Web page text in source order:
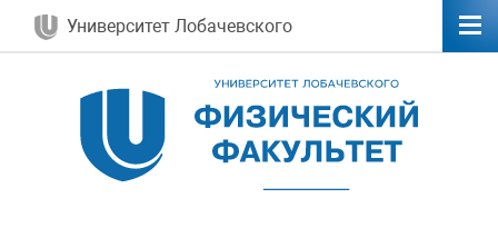
Университет Лобачевского